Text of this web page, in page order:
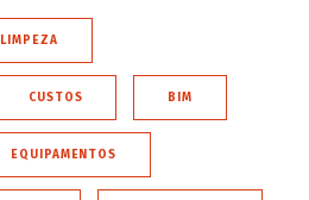
LIMPEZA
CUSTOS BIM
EQUIPAMENTOS